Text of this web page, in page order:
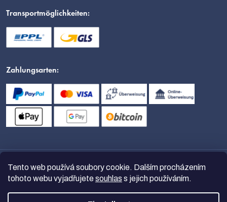
Tento web používá soubory cookie. Dalším procházením
tohoto webu vyjadřujetesouhlas s jejich používáním.
Transportmöglichkeiten:
Zahlungsarten: